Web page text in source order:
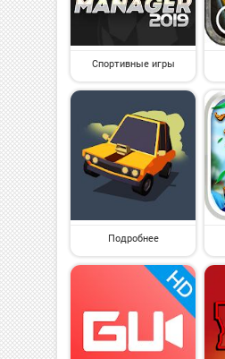
Спортивные игры
Подробнее